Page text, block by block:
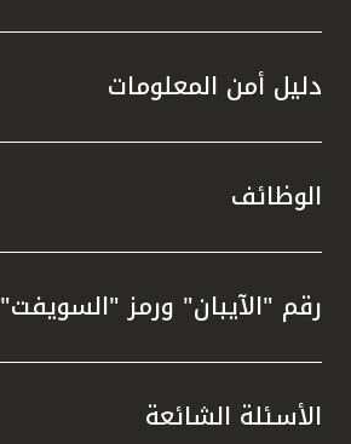
دليل أمن المعلومات
الوظائف
رقم "الآيبان" ورمز "السويفت"
الأسئلة الشائعة